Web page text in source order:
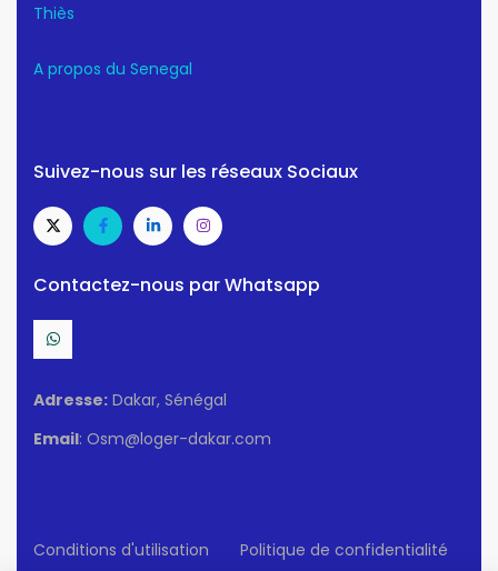
Thiès
A propos du Senegal
Suivez-nous sur les réseaux Sociaux
Contactez-nous par Whatsapp
Adresse: Dakar, Sénégal
Email: Osm@loger-dakar.com
Conditions d'utilisation Politique de confidentialité